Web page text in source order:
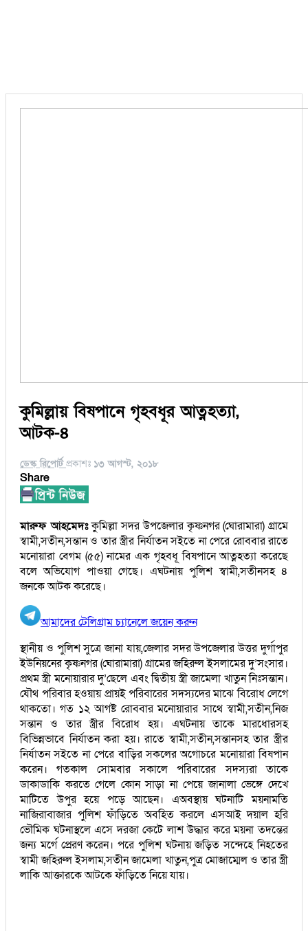
কুমিল্লায় বিষপানে গৃহবধূর আত্নহত্যা,
আটক-৪
ডেস্ক রিপোর্ট প্রকাশঃ ১৩ আগস্ট, ২০১৮
Share
মারুফ আহমেদঃকুমিল্লা সদর উপজেলার কৃষ্ণনগর (ঘোরামারা) গ্রামে
স্বামী,সতীন,সন্তান ও তার স্ত্রীর নির্যাতন সইতে না পেরে রোববার রাতে
মনোয়ারা বেগম (৫৫) নামের এক গৃহবধূ বিষপানে আত্নহত্যা করেছে
বলে অভিযোগ পাওয়া গেছে। এঘটনায় পুলিশ স্বামী,সতীনসহ ৪
জনকে আটক করেছে।
আমাদের টেলিগ্রাম চ্যানেলে জয়েন করুন
স্থানীয় ও পুলিশ সুত্রে জানা যায়,জেলার সদর উপজেলার উত্তর দুর্গাপুর
ইউনিয়নের কৃষ্ণনগর (ঘোরামারা) গ্রামের জহিরুল ইসলামের দু’সংসার।
প্রথম স্ত্রী মনোয়ারার দু’ছেলে এবং দ্বিতীয় স্ত্রী জামেলা খাতুন নিঃসন্তান।
যৌথ পরিবার হওয়ায় প্রায়ই পরিবারের সদস্যদের মাঝে বিরোধ লেগে
থাকতো। গত ১২ আগষ্ট রোববার মনোয়ারার সাথে স্বামী,সতীন,নিজ
সন্তান ও তার স্ত্রীর বিরোধ হয়। এঘটনায় তাকে মারধোরসহ
বিভিন্নভাবে নির্যাতন করা হয়। রাতে স্বামী,সতীন,সন্তানসহ তার স্ত্রীর
নির্যাতন সইতে না পেরে বাড়ির সকলের অগোচরে মনোয়ারা বিষপান
করেন। গতকাল সোমবার সকালে পরিবারের সদস্যরা তাকে
ডাকাডাকি করতে গেলে কোন সাড়া না পেয়ে জানালা ভেঙ্গে দেখে
মাটিতে উপুর হয়ে পড়ে আছেন। এঅবস্থায় ঘটনাটি ময়নামতি
নাজিরাবাজার পুলিশ ফাঁড়িতে অবহিত করলে এসআই দয়াল হরি
ভৌমিক ঘটনাস্থলে এসে দরজা কেটে লাশ উদ্ধার করে ময়না তদন্তের
জন্য মর্গে প্রেরণ করেন। পরে পুলিশ ঘটনায় জড়িত সন্দেহে নিহতের
স্বামী জহিরুল ইসলাম,সতীন জামেলা খাতুন,পুত্র মোজাম্মেল ও তার স্ত্রী
লাকি আক্তারকে আটকে ফাঁড়িতে নিয়ে যায়।